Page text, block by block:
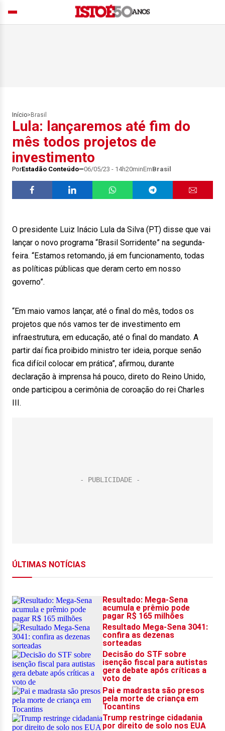
Início> Brasil
Lula: lançaremos até fim do
mês todos projetos de
investimento
PorEstadão Conteúdo 06/05/23 - 14h20minEmBrasil
O presidente Luiz Inácio Lula da Silva (PT) disse que vai
lançar o novo programa “Brasil Sorridente” na segunda-
feira. “Estamos retomando, já em funcionamento, todas
as políticas públicas que deram certo em nosso
governo”.
“Em maio vamos lançar, até o final do mês, todos os
projetos que nós vamos ter de investimento em
infraestrutura, em educação, até o final do mandato. A
partir daí fica proibido ministro ter ideia, porque senão
fica difícil colocar em prática”, afirmou, durante
declaração à imprensa há pouco, direto do Reino Unido,
onde participou a cerimônia de coroação do rei Charles
III.